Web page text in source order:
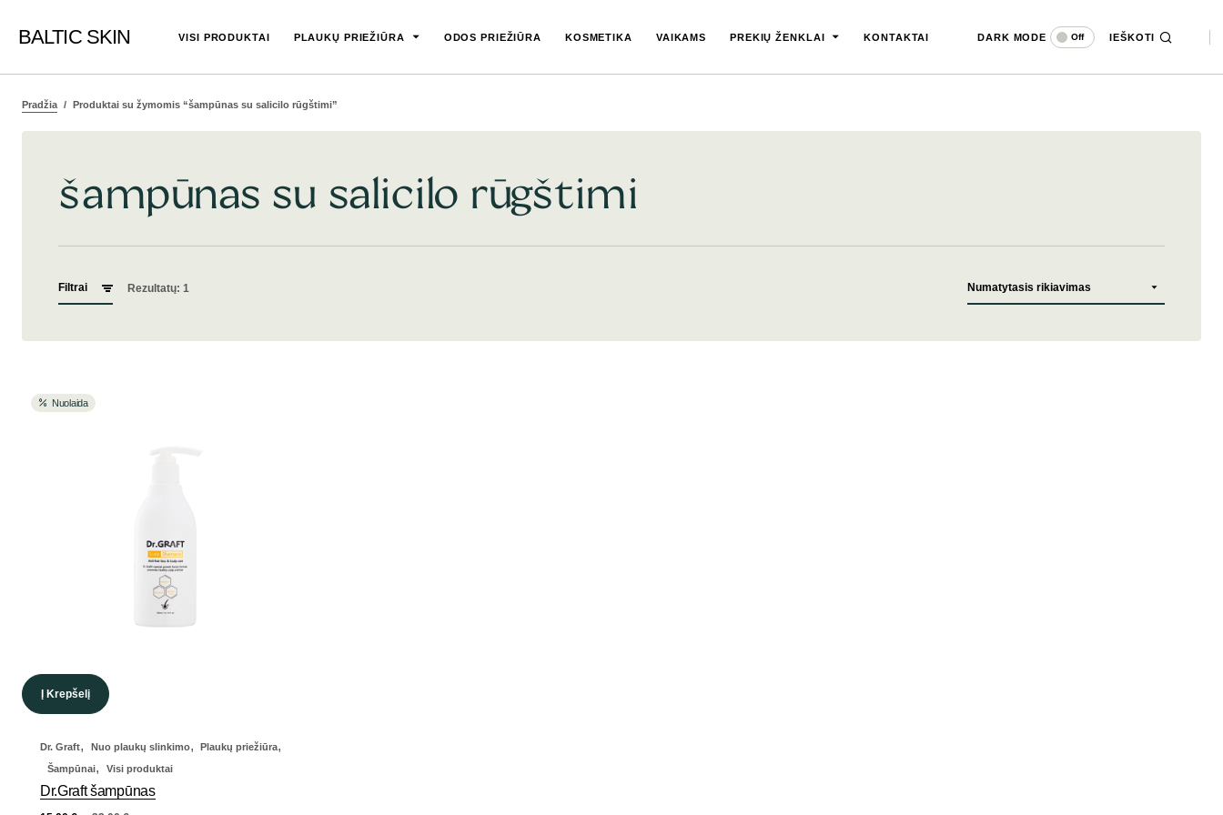
BALTIC SKIN VISI PRODUKTAI PLAUKŲ PRIEŽIŪRA ODOS PRIEŽIŪRA KOSMETIKA VAIKAMS PREKIŲ ŽENKLAI KONTAKTAI DARK MODE Off IEŠKOTI
Pradžia Produktai su žymomis “šampūnas su salicilo rūgštimi”
šampūnas su salicilo rūgštimi
Filtrai Rezultatų: 1
Nuolaida
Į Krepšelį
Dr. Graft, Nuo plaukų slinkimo, Plaukų priežiūra,
Šampūnai, Visi produktai
Dr.Graft šampūnas